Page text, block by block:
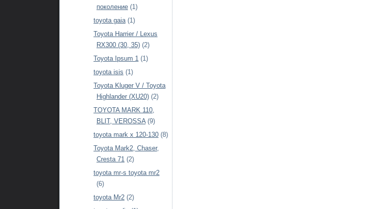
поколение (1)
toyota gaia (1)
Toyota Harrier / Lexus
RX300 (30, 35) (2)
Toyota Ipsum 1 (1)
toyota isis (1)
Toyota Kluger V / Toyota
Highlander (XU20) (2)
TOYOTA MARK 110,
BLIT, VEROSSA (9)
toyota mark x 120-130 (8)
Toyota Mark2, Chaser,
Cresta 71 (2)
toyota mr-s toyota mr2
(6)
toyota Mr2 (2)